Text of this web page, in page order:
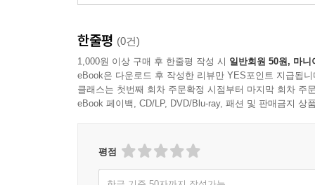
한줄평 (0건)
1,000원 이상 구매 후 한줄평 작성 시 일반회원 50원, 마니
eBook은 다운로드 후 작성한 리뷰만 YES포인트 지급됩니
클래스는 첫번째 회차 주문확정 시점부터 마지막 회차 주
eBook 페이백, CD/LP, DVD/Blu-ray, 패션 및 판매금지 상
평점